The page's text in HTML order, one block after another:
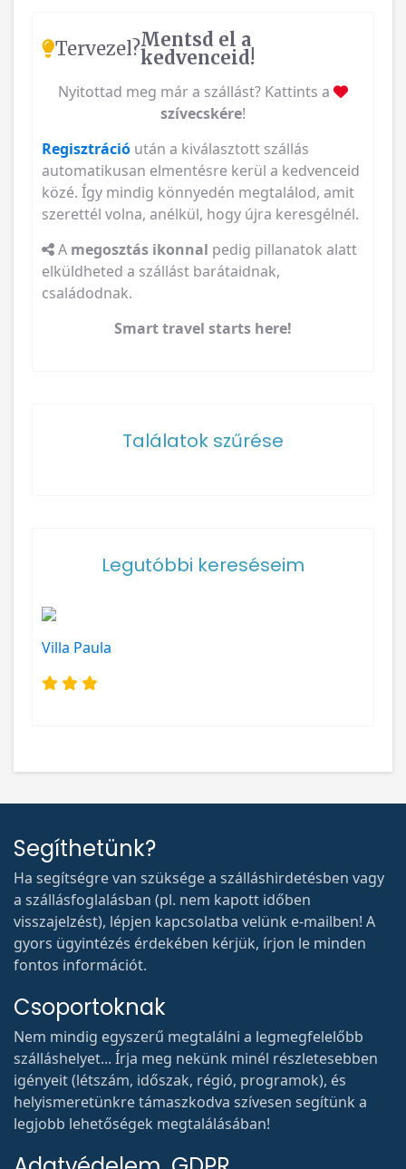
Tervezel?Mentsd el a
kedvenceid!
Nyitottad meg már a szállást? Kattints a
szívecskére!
Regisztráció után a kiválasztott szállás
automatikusan elmentésre kerül a kedvenceid
közé. Így mindig könnyedén megtalálod, amit
szerettél volna, anélkül, hogy újra keresgélnél.
A megosztás ikonnal pedig pillanatok alatt
elküldheted a szállást barátaidnak,
családodnak.
Smart travel starts here!
Találatok szűrése
Legutóbbi kereséseim
Villa Paula
Segíthetünk?
Ha segítségre van szüksége a szálláshirdetésben vagy
a szállásfoglalásban (pl. nem kapott időben
visszajelzést), lépjen kapcsolatba velünk e-mailben! A
gyors ügyintézés érdekében kérjük, írjon le minden
fontos információt.
Csoportoknak
Nem mindig egyszerű megtalálni a legmegfelelőbb
szálláshelyet... Írja meg nekünk minél részletesebben
igényeit (létszám, időszak, régió, programok), és
helyismeretünkre támaszkodva szívesen segítünk a
legjobb lehetőségek megtalálásában!